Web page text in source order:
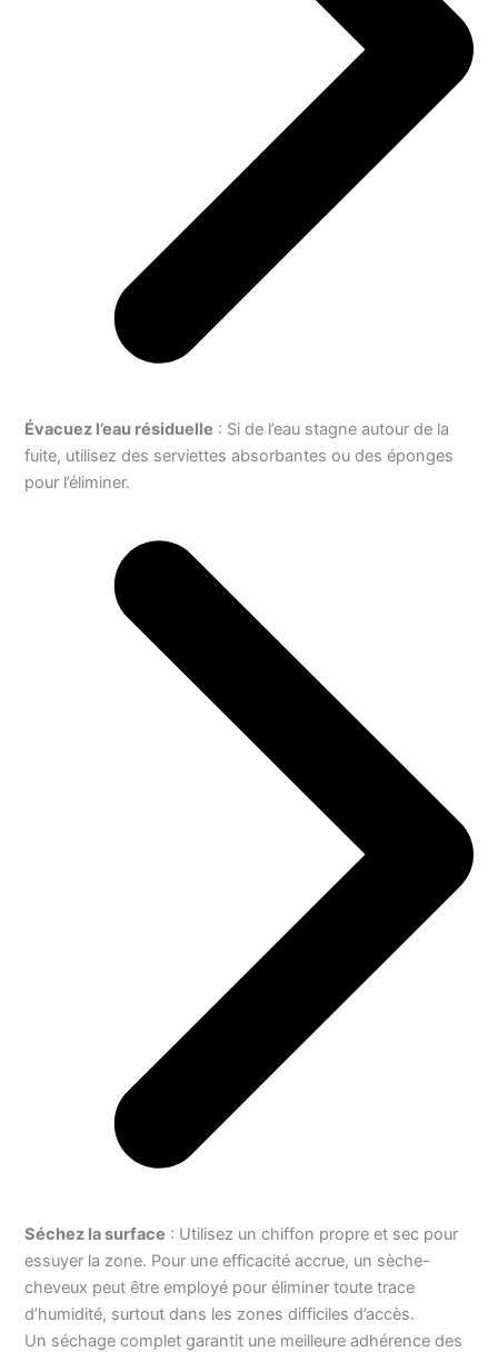
Évacuez l’eau résiduelle : Si de l’eau stagne autour de la
fuite, utilisez des serviettes absorbantes ou des éponges
pour l’éliminer.
Séchez la surface : Utilisez un chiffon propre et sec pour
essuyer la zone. Pour une efficacité accrue, un sèche-
cheveux peut être employé pour éliminer toute trace
d’humidité, surtout dans les zones difficiles d’accès.
Un séchage complet garantit une meilleure adhérence des